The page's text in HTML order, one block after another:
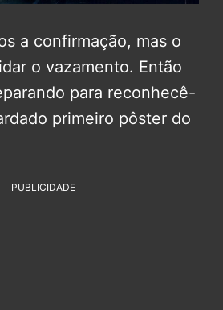
a confirmação, mas o
o vazamento. Então
para reconhecê-
primeiro pôster do
PUBLICIDADE